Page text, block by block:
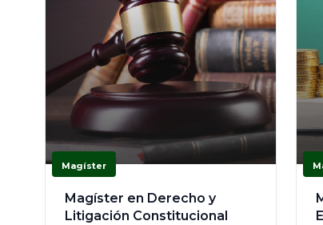
Magíster
Magíster en Derecho y
Litigación Constitucional